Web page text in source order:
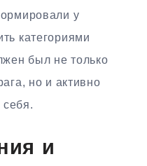
у
категориями
был не только
но и активно
себя.
и